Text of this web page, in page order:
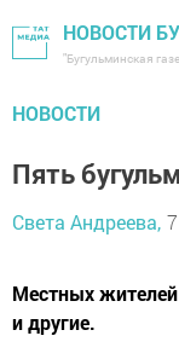
НОВОСТИ
"Бугульминская
НОВОСТИ
Пять
Света Андреева,
Местных жителей
и другие.